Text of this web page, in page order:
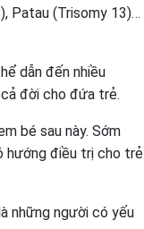
Patau (Trisomy 13)…
dẫn đến nhiều
đời cho đứa trẻ.
bé sau này. Sớm
hướng điều trị cho trẻ
những người có yếu